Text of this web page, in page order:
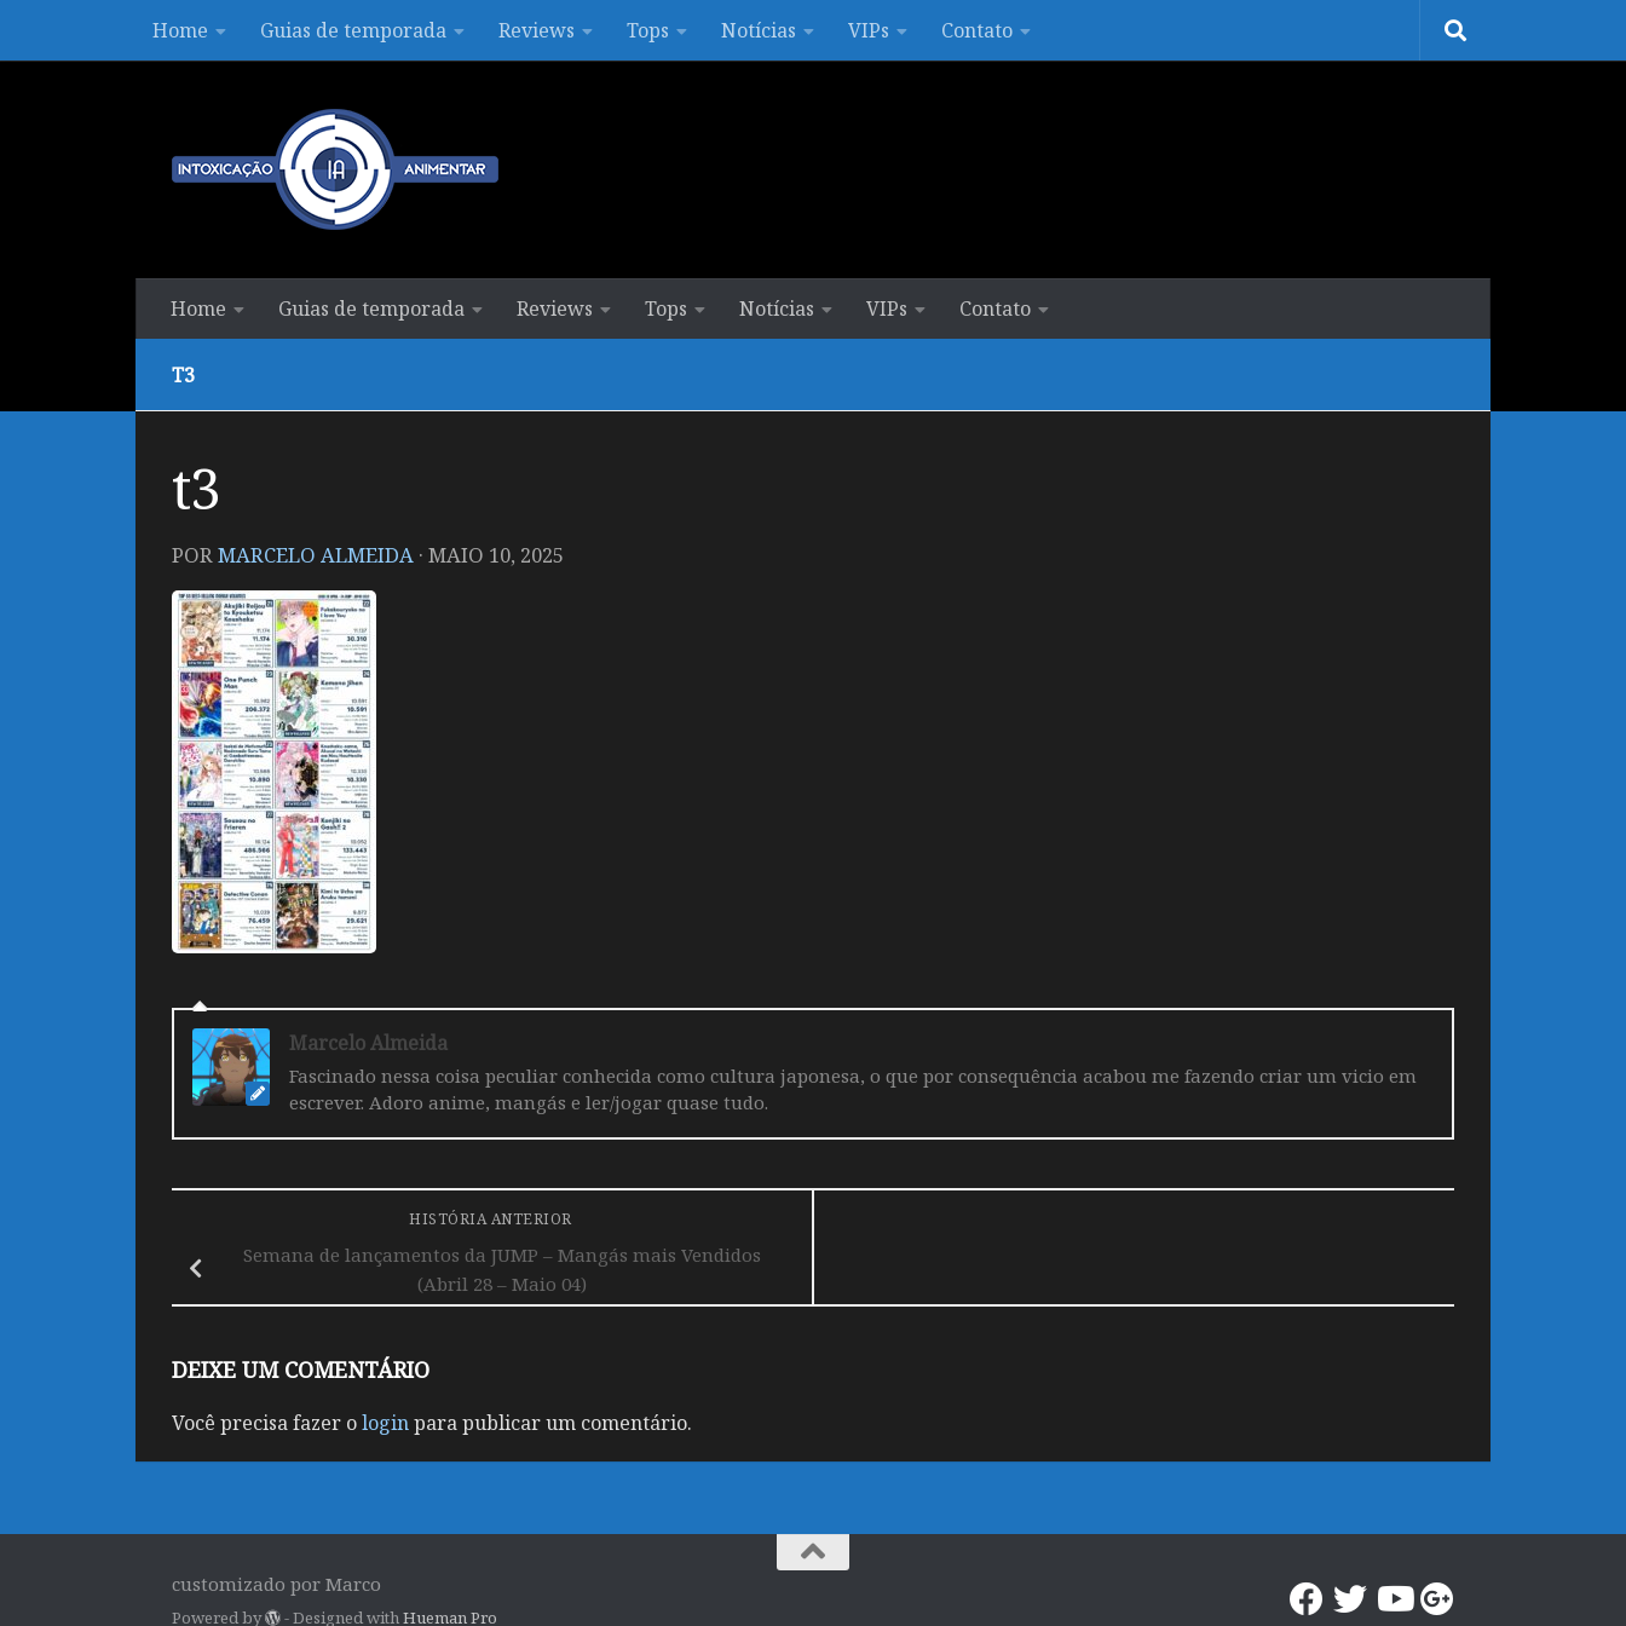
Skip to contentHome Guias de temporada Reviews Tops Notícias VIPs Contato
Home Guias de temporada Reviews Tops Notícias VIPs Contato
T3
t3
PORMARCELO ALMEIDA · MAIO 10, 2025
Marcelo Almeida
Fascinado nessa coisa peculiar conhecida como cultura japonesa, o que por consequência acabou me fazendo criar um vicio em
escrever. Adoro anime, mangás e ler/jogar quase tudo.
HISTÓRIA ANTERIOR
Semana de lançamentos da JUMP – Mangás mais Vendidos
(Abril 28 – Maio 04)
DEIXE UM COMENTÁRIO
Você precisa fazer ologinpara publicar um comentário.
customizado por Marco
Powered by - Designed withHueman Pro